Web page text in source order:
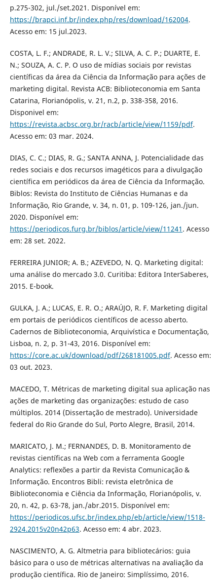
p.275-302, jul./set.2021. Disponível em:
https://brapci.inf.br/index.php/res/download/162004.
Acesso em: 15 jul.2023.
COSTA, L. F.; ANDRADE, R. L. V.; SILVA, A. C. P.; DUARTE, E.
N.; SOUZA, A. C. P. O uso de mídias sociais por revistas
científicas da área da Ciência da Informação para ações de
marketing digital. Revista ACB: Biblioteconomia em Santa
Catarina, Florianópolis, v. 21, n.2, p. 338-358, 2016.
Disponivel em:
https://revista.acbsc.org.br/racb/article/view/1159/pdf.
Acesso em: 03 mar. 2024.
DIAS, C. C.; DIAS, R. G.; SANTA ANNA, J. Potencialidade das
redes sociais e dos recursos imagéticos para a divulgação
científica em periódicos da área de Ciência da Informação.
Biblos: Revista do Instituto de Ciências Humanas e da
Informação, Rio Grande, v. 34, n. 01, p. 109-126, jan./jun.
2020. Disponível em:
https://periodicos.furg.br/biblos/article/view/11241 . Acesso
em: 28 set. 2022.
FERREIRA JUNIOR; A. B.; AZEVEDO, N. Q. Marketing digital:
uma análise do mercado 3.0. Curitiba: Editora InterSaberes,
2015. E-book.
GULKA, J. A.; LUCAS, E. R. O.; ARAÚJO, R. F. Marketing digital
em portais de periódicos científicos de acesso aberto.
Cadernos de Biblioteconomia, Arquivística e Documentação,
Lisboa, n. 2, p. 31-43, 2016. Disponível em:
https://core.ac.uk/download/pdf/268181005.pdf. Acesso em:
03 out. 2023.
MACEDO, T. Métricas de marketing digital sua aplicação nas
ações de marketing das organizações: estudo de caso
múltiplos. 2014 (Dissertação de mestrado). Universidade
federal do Rio Grande do Sul, Porto Alegre, Brasil, 2014.
MARICATO, J. M.; FERNANDES, D. B. Monitoramento de
revistas científicas na Web com a ferramenta Google
Analytics: reflexões a partir da Revista Comunicação &
Informação. Encontros Bibli: revista eletrônica de
Biblioteconomia e Ciência da Informação, Florianópolis, v.
20, n. 42, p. 63-78, jan./abr.2015. Disponível em:
https://periodicos.ufsc.br/index.php/eb/article/view/1518-
2924.2015v20n42p63. Acesso em: 4 abr. 2023.
NASCIMENTO, A. G. Altmetria para bibliotecários: guia
básico para o uso de métricas alternativas na avaliação da
produção científica. Rio de Janeiro: Simplíssimo, 2016.